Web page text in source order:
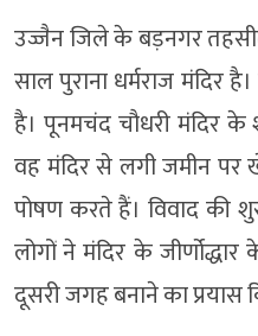
उज्जैन जिले के बड़नगर
साल पुराना धर्मराज मंदिर
है। पूनमचंद चौधरी मंदिर के
वह मंदिर से लगी जमीन पर
पोषण करते हैं। विवाद
लोगों ने मंदिर के
दूसरी जगह बनाने का प्रयास